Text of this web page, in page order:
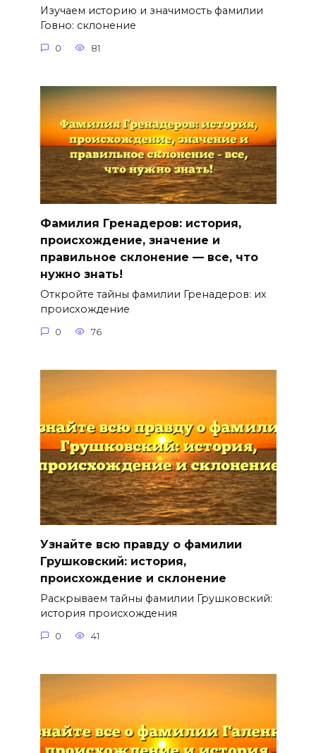
Изучаем историю и значимость фамилии
Говно: склонение
0 81
Фамилия Гренадеров: история,
происхождение, значение и
правильное склонение — все, что
нужно знать!
Откройте тайны фамилии Гренадеров: их
происхождение
0 76
Узнайте всю правду о фамилии
Грушковский: история,
происхождение и склонение
Раскрываем тайны фамилии Грушковский:
история происхождения
0 41